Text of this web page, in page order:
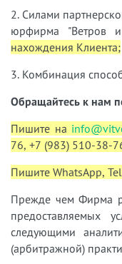
2. Силами
юрфирма "Ветров и
нахождения Клиента;
3. Комбинация
Обращайтесь к нам
Пишите на
76, +7 (983) 510-38-
Пишите WhatsApp,
Прежде чем Фирма
предоставляемых
следующими
(арбитражной)